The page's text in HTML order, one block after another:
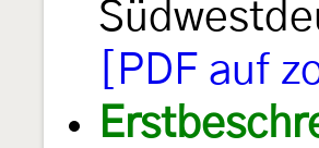
[PDF auf